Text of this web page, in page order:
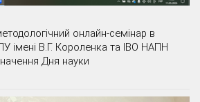
онлайн-семінар в
імені В.Г. Короленка та ІВО НАПН
Дня науки